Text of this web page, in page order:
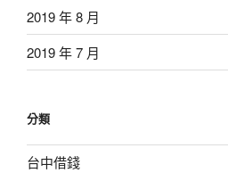
2019 年 8 月
2019 年 7 月
分類
台中借錢